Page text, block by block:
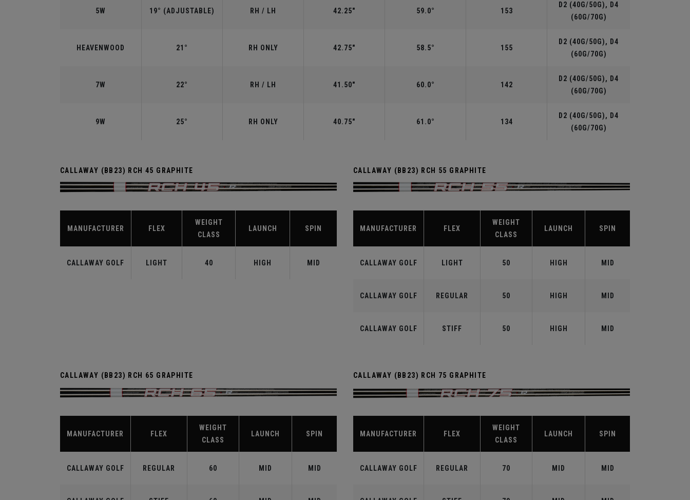
5W 19° (ADJUSTABLE) RH / LH 42.25" 59.0° 153
D2 (40G/50G), D4
(60G/70G)
HEAVENWOOD 21° RH ONLY 42.75" 58.5° 155
D2 (40G/50G), D4
(60G/70G)
7W 22° RH / LH 41.50" 60.0° 142
D2 (40G/50G), D4
(60G/70G)
9W 25° RH ONLY 40.75" 61.0° 134
D2 (40G/50G), D4
(60G/70G)
CALLAWAY (BB23) RCH 45 GRAPHITE
MANUFACTURER FLEX
WEIGHT
CLASS
LAUNCH SPIN
CALLAWAY GOLF LIGHT 40 HIGH MID
CALLAWAY (BB23) RCH 55 GRAPHITE
MANUFACTURER FLEX
WEIGHT
CLASS
LAUNCH SPIN
CALLAWAY GOLF LIGHT 50 HIGH MID
CALLAWAY GOLF REGULAR 50 HIGH MID
CALLAWAY GOLF STIFF 50 HIGH MID
CALLAWAY (BB23) RCH 65 GRAPHITE
MANUFACTURER FLEX
WEIGHT
CLASS
LAUNCH SPIN
CALLAWAY GOLF REGULAR 60 MID MID
CALLAWAY (BB23) RCH 75 GRAPHITE
MANUFACTURER FLEX
WEIGHT
CLASS
LAUNCH SPIN
CALLAWAY GOLF REGULAR 70 MID MID